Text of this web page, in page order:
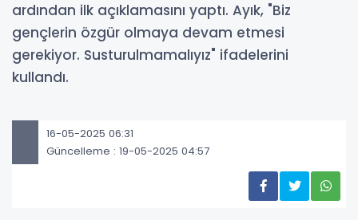
ardından ilk açıklamasını yaptı. Ayık, "Biz
gençlerin özgür olmaya devam etmesi
gerekiyor. Susturulmamalıyız" ifadelerini
kullandı.
16-05-2025 06:31
Güncelleme : 19-05-2025 04:57